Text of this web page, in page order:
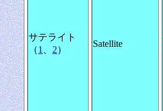
サテライト
（1 2）
Satellite